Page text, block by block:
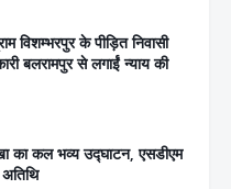
विशम्भरपुर के पीड़ित निवासी
बलरामपुर से लगाईं न्याय की
का कल भव्य उद्घाटन, एसडीएम